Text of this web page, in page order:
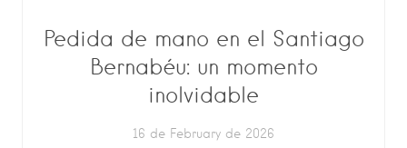
Pedida de mano en el Santiago
Bernabéu: un momento
inolvidable
16 de February de 2026